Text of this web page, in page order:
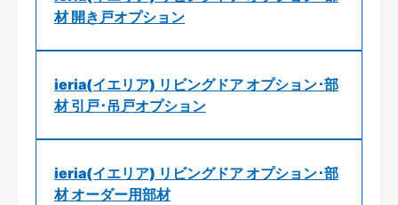
材 開き戸オプション
ieria(イエリア) リビングドア オプション･部
材 引戸･吊戸オプション
ieria(イエリア) リビングドア オプション･部
材 オーダー用部材